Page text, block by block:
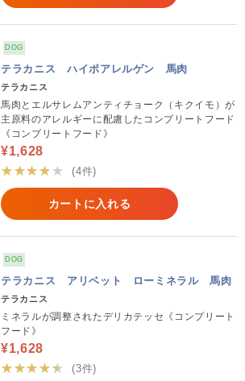
DOG
テラカニス ハイポアレルゲン 馬肉
テラカニス
馬肉とエルサレムアンティチョーク（キクイモ）が
主原料のアレルギーに配慮したコンプリートフード
《コンプリートフード》
¥1,628
★★★★★
(4件)
カートに入れる
DOG
テラカニス アリベット ローミネラル 馬肉
テラカニス
ミネラルが調整されたデリカテッセ《コンプリート
フード》
¥1,628
★★★★★
(3件)